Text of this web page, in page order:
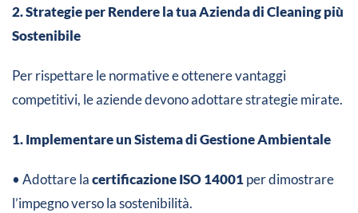
2. Strategie per Rendere la tua Azienda di Cleaning più
Sostenibile
Per rispettare le normative e ottenere vantaggi
competitivi, le aziende devono adottare strategie mirate.
1. Implementare un Sistema di Gestione Ambientale
• Adottare lacertificazione ISO 14001per dimostrare
l’impegno verso la sostenibilità.